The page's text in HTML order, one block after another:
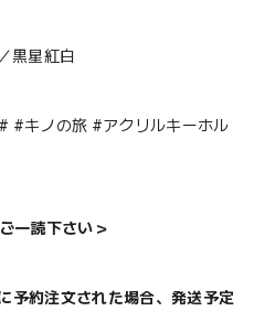
黒星紅白
#キノの旅 #アクリルキーホル
一読下さい＞
予約注文された場合、発送予定